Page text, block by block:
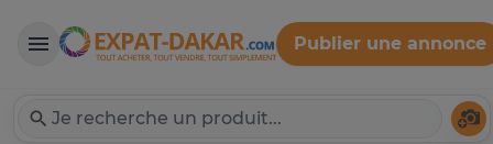
Expat-Dakar
Publier une annonce